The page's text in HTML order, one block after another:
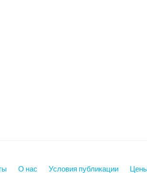
О нас Условия публикации